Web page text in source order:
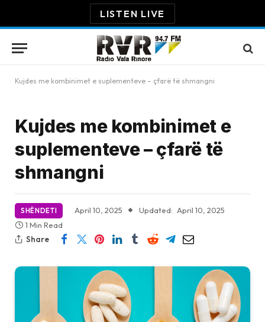
LISTEN LIVE
Kujdes me kombinimet e suplementeve – çfarë të shmangni
Kujdes me kombinimet e
suplementeve – çfarë të
shmangni
SHËNDETI April 10, 2025 Updated: April 10, 2025
1 Min Read
Share